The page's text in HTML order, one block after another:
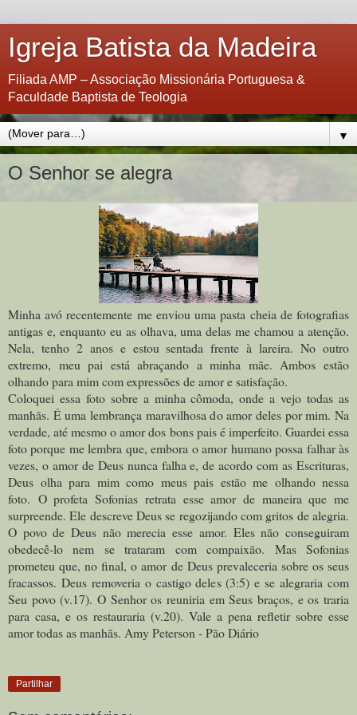
Igreja Batista da Madeira
Filiada AMP – Associação Missionária Portuguesa &
Faculdade Baptista de Teologia
▼
O Senhor se alegra
Minha avó recentemente me enviou uma pasta cheia de fotografias
antigas e, enquanto eu as olhava, uma delas me chamou a atenção.
Nela, tenho 2 anos e estou sentada frente à lareira. No outro
extremo, meu pai está abraçando a minha mãe. Ambos estão
olhando para mim com expressões de amor e satisfação.
Coloquei essa foto sobre a minha cômoda, onde a vejo todas as
manhãs. É uma lembrança maravilhosa do amor deles por mim. Na
verdade, até mesmo o amor dos bons pais é imperfeito. Guardei essa
foto porque me lembra que, embora o amor humano possa falhar às
vezes, o amor de Deus nunca falha e, de acordo com as Escrituras,
Deus olha para mim como meus pais estão me olhando nessa
foto. O profeta Sofonias retrata esse amor de maneira que me
surpreende. Ele descreve Deus se regozijando com gritos de alegria.
O povo de Deus não merecia esse amor. Eles não conseguiram
obedecê-lo nem se trataram com compaixão. Mas Sofonias
prometeu que, no final, o amor de Deus prevaleceria sobre os seus
fracassos. Deus removeria o castigo deles (3:5) e se alegraria com
Seu povo (v.17). O Senhor os reuniria em Seus braços, e os traria
para casa, e os restauraria (v.20).Vale a pena refletir sobre esse
amor todas as manhãs. Amy Peterson - Pão Diário
Partilhar